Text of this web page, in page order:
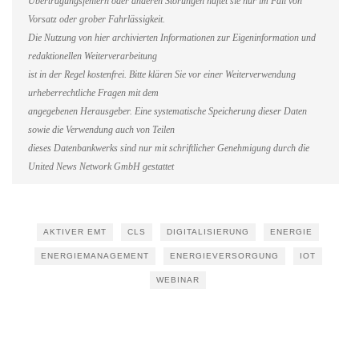
Vorsatz oder grober Fahrlässigkeit.
Die Nutzung von hier archivierten Informationen zur Eigeninformation und
redaktionellen Weiterverarbeitung
ist in der Regel kostenfrei. Bitte klären Sie vor einer Weiterverwendung
urheberrechtliche Fragen mit dem
angegebenen Herausgeber. Eine systematische Speicherung dieser Daten
sowie die Verwendung auch von Teilen
dieses Datenbankwerks sind nur mit schriftlicher Genehmigung durch die
United News Network GmbH gestattet
AKTIVER EMT CLS DIGITALISIERUNG ENERGIE
ENERGIEMANAGEMENT ENERGIEVERSORGUNG IOT
WEBINAR